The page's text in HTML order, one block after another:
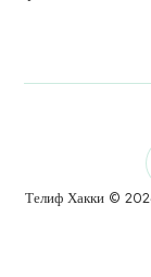
Телиф Хакки ©